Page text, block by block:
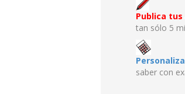
Publica tus
tan sólo 5
saber con